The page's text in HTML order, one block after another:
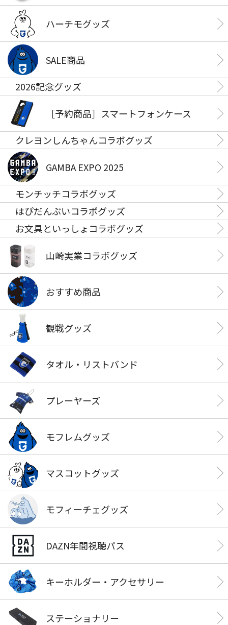
ハーチモグッズ
SALE商品
2026記念グッズ
［予約商品］スマートフォンケース
クレヨンしんちゃんコラボグッズ
GAMBA EXPO 2025
モンチッチコラボグッズ
はぴだんぶいコラボグッズ
お文具といっしょコラボグッズ
山崎実業コラボグッズ
おすすめ商品
観戦グッズ
タオル・リストバンド
プレーヤーズ
モフレムグッズ
マスコットグッズ
モフィーチェグッズ
DAZN年間視聴パス
キーホルダー・アクセサリー
ステーショナリー